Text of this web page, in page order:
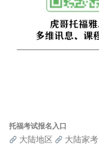
托福考试报名入口
大陆地区 大陆家考